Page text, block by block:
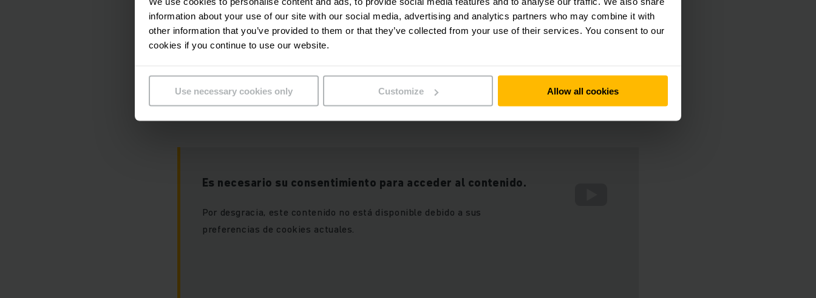
information about your use of our site with our social media, advertising and analytics partners who may combine it with
other information that you’ve provided to them or that they’ve collected from your use of their services. You consent to our
cookies if you continue to use our website.
Use necessary cookies only Customize Allow all cookies
Ventajas
Es necesario su consentimiento para acceder al contenido.
Por desgracia, este contenido no está disponible debido a sus
preferencias de cookies actuales.